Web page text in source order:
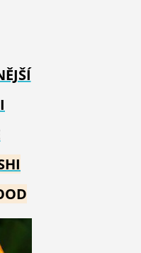
HI